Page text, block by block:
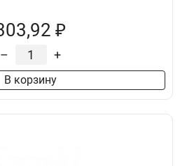
₽
– +
В корзину